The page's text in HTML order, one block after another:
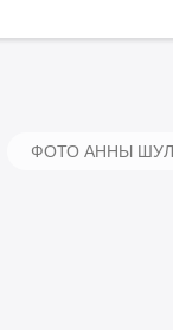
ФОТО АННЫ